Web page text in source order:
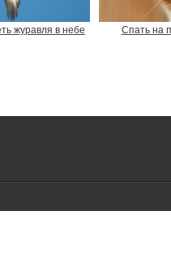
журавля в небе Спать на